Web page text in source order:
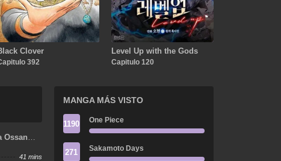
Clover
392
Level Up with the Gods
Capitulo 120
Ossan
41 mins
MANGA MÁS VISTO
1190 One Piece
271 Sakamoto Days